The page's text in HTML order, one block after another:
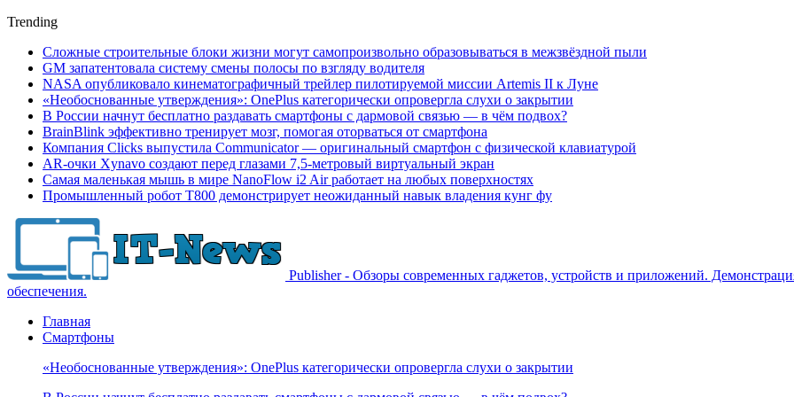
Trending
Сложные строительные блоки жизни могут самопроизвольно образовываться в межзвёздной пыли
GM запатентовала систему смены полосы по взгляду водителя
NASA опубликовало кинематографичный трейлер пилотируемой миссии Artemis II к Луне
«Необоснованные утверждения»: OnePlus категорически опровергла слухи о закрытии
В России начнут бесплатно раздавать смартфоны с дармовой связью — в чём подвох?
BrainBlink эффективно тренирует мозг, помогая оторваться от смартфона
Компания Clicks выпустила Communicator — оригинальный смартфон с физической клавиатурой
AR-очки Xynavo создают перед глазами 7,5-метровый виртуальный экран
Самая маленькая мышь в мире NanoFlow i2 Air работает на любых поверхностях
Промышленный робот Т800 демонстрирует неожиданный навык владения кунг фу
Publisher - Обзоры современных гаджетов, устройств и приложений.
обеспечения.
Главная
Смартфоны
«Необоснованные утверждения»: OnePlus категорически опровергла слухи о закрытии